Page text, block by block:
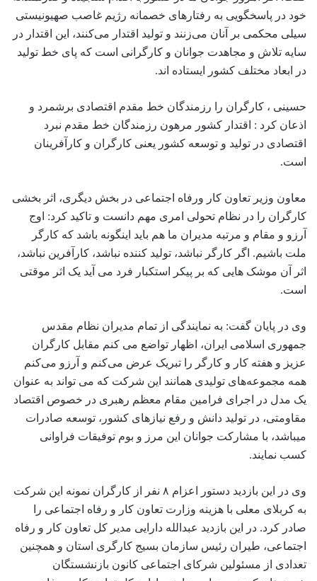
خود در پاسخگویی به رفتارهای خصمانه رژیم غاصب صهیونیستی
سیلی محکمی بر آنان می‌زنند و تولید اقتدار می‌کنند، این اقتدار در
سایه تلاش و مجاهدت جوانان و کارگرانی است که پای خط تولید
در ابعاد مختلف کشور ایستاده اند.
حسینی ، کارگران را رزمندگان خط مقدم اقتصادی برشمرد و
اذعان کرد : اقتدار کشور مرهون رزمندگان خط مقدم نبرد
اقتصادی در تولید و توسعه کشور یعنی کارگران و کارآفرینان
است.
معاون وزیر تعاون کار ورفاه اجتماعی در بخش دیگری، اثر بخشی
کارگران را در نظام تحولی امری مهم دانست و تاکید کرد: اوج
آرزو و مقام و مرتبه مدیران ما هم باید اینگونه باشد که کارگر
ملت باشیم. اگر کارگر نباشد، تولید کننده نباشد، کارآفرین نباشد،
اثر آن موشک هایی که بر پیکر استکبار فرد می آید یک اثر موقتی
است.
وی در پایان گفت: به نمایندگی از تمام مدیران نظام مقدس
جمهوری اسلامی ایران، اظهار تواضع می کنم مقابل کارگران
عزیز و هفته کار و کارگر را تبریک عرض می‌کنم و آرزو می‌کنم
همه مجموعه‌های تولیدی همانند این شرکت که می تواند به عنوان
یک مدل در اجرای فرامین مقام معظم رهبری در خصوص اقتصاد
مقاومتی، در تولید دانش و رفع نیازهای کشور، توسعه صادرات
میباشد، با مشارکت جوانان این مرز و بوم توفیقات فراوانی
کسب نمایند.
وی در این بازدید دستور اعزام ۸ نفر از کارگران نمونه این شرکت
به کربلای معلی با هزینه وزارت تعاون کار و رفاه اجتماعی را
صادر کرد. در این بازدید عبدالله دارایی مدیر کل تعاون کار و رفاه
اجتماعی، طیران رئیس سازمان بسیج کارگری استان و همچنین
تعدادی از مسئولین شرکای اجتماعی کانون بازنشستگان